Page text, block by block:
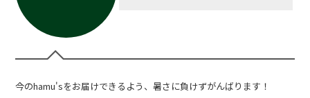
今のhamu'sをお届けできるよう、暑さに負けずがんばります！